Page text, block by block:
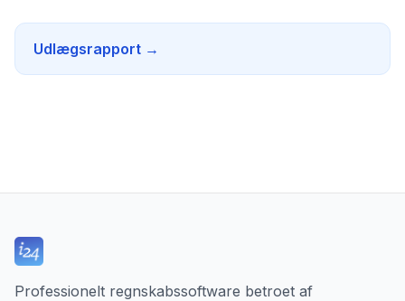
Udlægsrapport →
Professionelt regnskabssoftware betroet af